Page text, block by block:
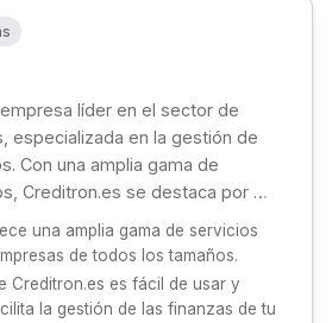
líder en el sector de
especializada en la gestión de
Con una amplia gama de
Creditron.es se destaca por …
una amplia gama de servicios
de todos los tamaños.
Creditron.es es fácil de usar y
la gestión de las finanzas de tu